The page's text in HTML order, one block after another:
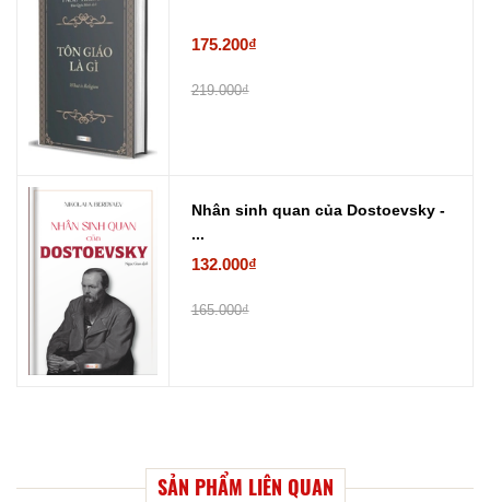
175.200₫
219.000₫
Nhân sinh quan của Dostoevsky -
...
132.000₫
165.000₫
SẢN PHẨM LIÊN QUAN